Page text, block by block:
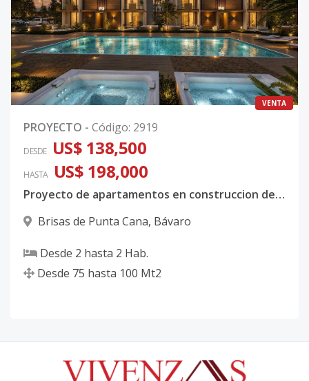
VENTA
PROYECTO - Código: 2919
DESDE US$ 138,500
HASTA US$ 198,000
Proyecto de apartamentos en construccion de 2 habitaciones en Brisas de Punta Cana
Brisas de Punta Cana, Bávaro
Desde 2 hasta 2 Hab.
Desde 75 hasta 100 Mt2